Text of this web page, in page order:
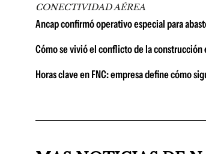
CONECTIVIDAD AÉREA
Ancap confirmó operativo especial para
Cómo se vivió el conflicto de la
Horas clave en FNC: empresa define cómo